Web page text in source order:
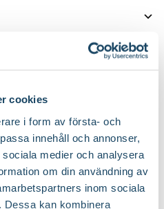
cookies
i form av första- och
innehåll och annonser,
medier och analysera
om din användning av
inom sociala
Dessa kan kombinera
Hur ska du vattna växten?